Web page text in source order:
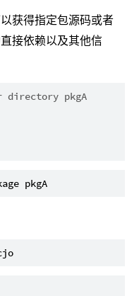
获得指定包源码或者
接依赖以及其他信
pkgA